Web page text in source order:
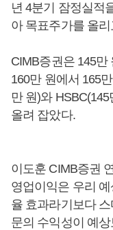
년 4분기 잠정실적
아 목표주가를 올리
CIMB증권은 145만
160만 원에서 165
만 원)와
올려 잡았다.
이도훈 CIMB증권
영업이익은 우리 예
율 효과라기보다
문의 수익성이 예